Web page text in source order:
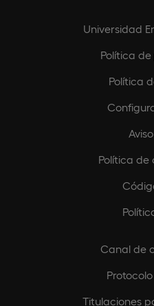
Universidad
Política
Política
Política de
Canal de
Titulaciones